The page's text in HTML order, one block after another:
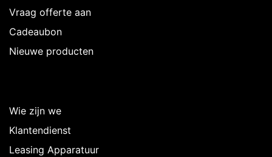
Vraag offerte aan
Cadeaubon
Nieuwe producten
Wie zijn we
Klantendienst
Leasing Apparatuur